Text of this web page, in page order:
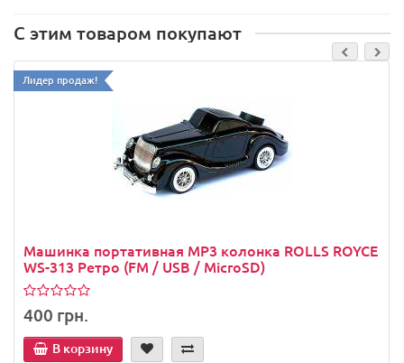
С этим товаром покупают
Лидер продаж!
Машинка портативная МР3 колонка ROLLS ROYCE
WS-313 Ретро (FM / USB / MicroSD)
400 грн.
В корзину